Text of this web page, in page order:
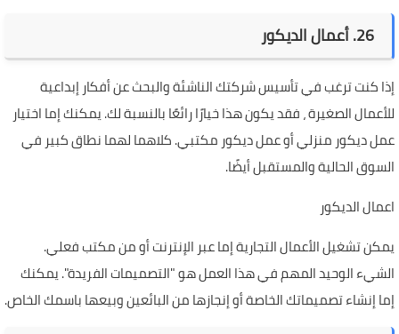
26. أعمال الديكور
إذا كنت ترغب في تأسيس شركتك الناشئة والبحث عن أفكار إبداعية
للأعمال الصغيرة ، فقد يكون هذا خيارًا رائعًا بالنسبة لك. يمكنك إما اختيار
عمل ديكور منزلي أو عمل ديكور مكتبي. كلاهما لهما نطاق كبير في
السوق الحالية والمستقبل أيضًا.
اعمال الديكور
يمكن تشغيل الأعمال التجارية إما عبر الإنترنت أو من مكتب فعلي.
الشيء الوحيد المهم في هذا العمل هو "التصميمات الفريدة". يمكنك
إما إنشاء تصميماتك الخاصة أو إنجازها من البائعين وبيعها باسمك الخاص.